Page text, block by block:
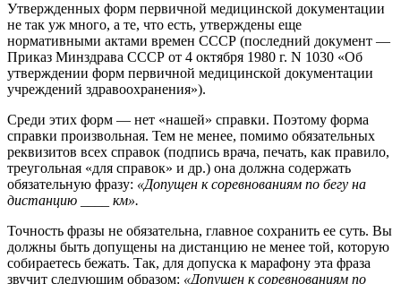
Утвержденных форм первичной медицинской документации
не так уж много, а те, что есть, утверждены еще
нормативными актами времен СССР (последний документ —
Приказ Минздрава СССР от 4 октября 1980 г. N 1030 «Об
утверждении форм первичной медицинской документации
учреждений здравоохранения»).
Среди этих форм — нет «нашей» справки. Поэтому форма
справки произвольная. Тем не менее, помимо обязательных
реквизитов всех справок (подпись врача, печать, как правило,
треугольная «для справок» и др.) она должна содержать
обязательную фразу: «Допущен к соревнованиям по бегу на
дистанцию ____ км».
Точность фразы не обязательна, главное сохранить ее суть. Вы
должны быть допущены на дистанцию не менее той, которую
собираетесь бежать. Так, для допуска к марафону эта фраза
звучит следующим образом: «Допущен к соревнованиям по